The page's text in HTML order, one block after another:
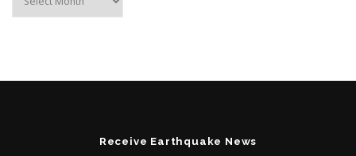
Receive Earthquake News